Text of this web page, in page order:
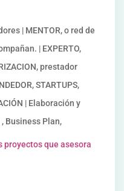
| MENTOR, o red de
| EXPERTO,
prestador
STARTUPS,
| Elaboración y
Business Plan,
proyectos que asesora